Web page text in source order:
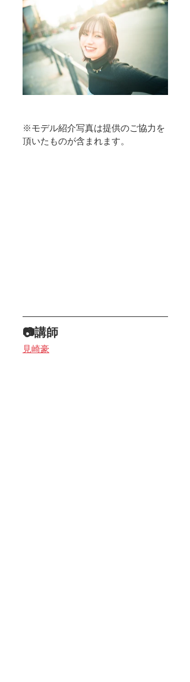
※モデル紹介写真は提供のご協力を
頂いたものが含まれます。
📷講師
見崎豪